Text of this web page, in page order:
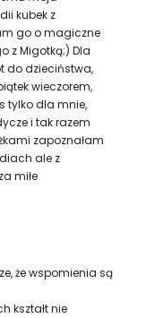
kubek z
go o magiczne
z Migotką;) Dla
do dzieciństwa,
wieczorem,
tylko dla mnie,
i tak razem
zapoznałam
ale z
miłe
że wspomienia są
kształt nie